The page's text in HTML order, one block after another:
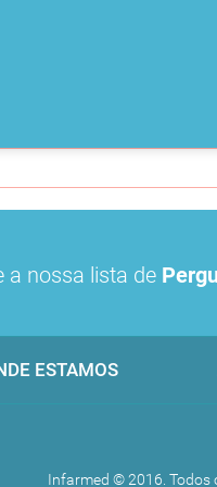
a nossa lista de
ESTAMOS
Infarmed © 2016. Todos